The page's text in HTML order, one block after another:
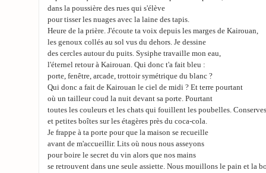
dans la poussière des rues qui s'élève
pour tisser les nuages avec la laine des tapis.
Heure de la prière. J'écoute ta voix depuis les marges de Kairouan,
les genoux collés au sol vus du dehors. Je dessine
des cercles autour du puits. Sysiphe travaille mon eau,
l'éternel retour à Kairouan. Qui donc t'a fait bleu :
porte, fenêtre, arcade, trottoir symétrique du blanc ?
Qui donc a fait de Kairouan le ciel de midi ? Et terre pourtant
où un tailleur coud la nuit devant sa porte. Pourtant
toutes les couleurs et les chats qui fouillent les poubelles. Conserves
et petites boîtes sur les étagères près du coca-cola.
Je frappe à ta porte pour que la maison se recueille
avant de m'accueillir. Lits où nous nous asseyons
pour boire le secret du vin alors que nos mains
se retrouvent dans une seule assiette. Nous mouillons le pain et la